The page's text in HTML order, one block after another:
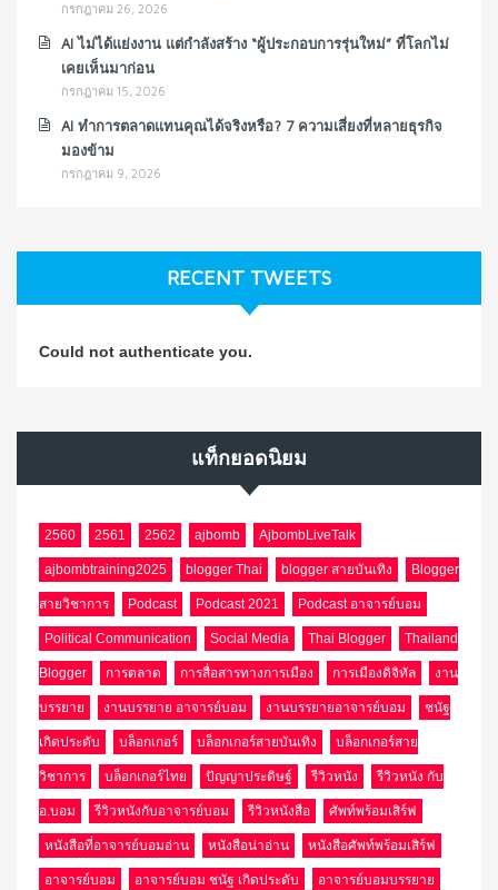
กรกฎาคม 26, 2026
AI ไม่ได้แย่งงาน แต่กำลังสร้าง “ผู้ประกอบการรุ่นใหม่” ที่โลกไม่
เคยเห็นมาก่อน
กรกฎาคม 15, 2026
AI ทำการตลาดแทนคุณได้จริงหรือ? 7 ความเสี่ยงที่หลายธุรกิจ
มองข้าม
กรกฎาคม 9, 2026
RECENT TWEETS
Could not authenticate you.
แท็กยอดนิยม
2560 2561 2562 ajbomb AjbombLiveTalk
ajbombtraining2025 blogger Thai blogger สายบันเทิง Blogger
สายวิชาการ Podcast Podcast 2021 Podcast อาจารย์บอม
Political Communication Social Media Thai Blogger Thailand
Blogger การตลาด การสื่อสารทางการเมือง การเมืองดิจิทัล งาน
บรรยาย งานบรรยาย อาจารย์บอม งานบรรยายอาจารย์บอม ชนัฐ
เกิดประดับ บล็อกเกอร์ บล็อกเกอร์สายบันเทิง บล็อกเกอร์สาย
วิชาการ บล็อกเกอร์ไทย ปัญญาประดิษฐ์ รีวิวหนัง รีวิวหนัง กับ
อ.บอม รีวิวหนังกับอาจารย์บอม รีวิวหนังสือ ศัพท์พร้อมเสิร์ฟ
หนังสือที่อาจารย์บอมอ่าน หนังสือน่าอ่าน หนังสือศัพท์พร้อมเสิร์ฟ
อาจารย์บอม อาจารย์บอม ชนัฐ เกิดประดับ อาจารย์บอมบรรยาย